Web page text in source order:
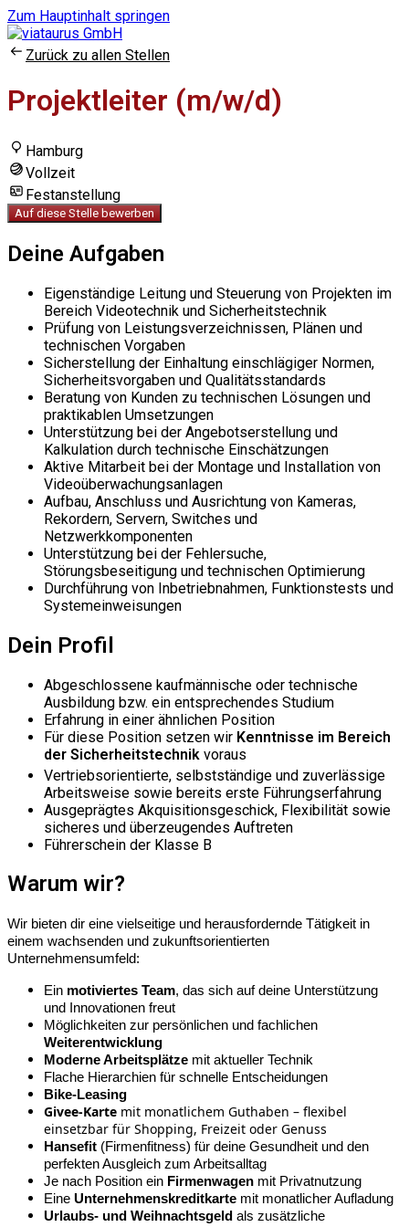
Zum Hauptinhalt springen
Zurück zu allen Stellen
Projektleiter (m/w/d)
Hamburg
Vollzeit
Festanstellung
Auf diese Stelle bewerben
Deine Aufgaben
Eigenständige Leitung und Steuerung von Projekten im
Bereich Videotechnik und Sicherheitstechnik
Prüfung von Leistungsverzeichnissen, Plänen und
technischen Vorgaben
Sicherstellung der Einhaltung einschlägiger Normen,
Sicherheitsvorgaben und Qualitätsstandards
Beratung von Kunden zu technischen Lösungen und
praktikablen Umsetzungen
Unterstützung bei der Angebotserstellung und
Kalkulation durch technische Einschätzungen
Aktive Mitarbeit bei der Montage und Installation von
Videoüberwachungsanlagen
Aufbau, Anschluss und Ausrichtung von Kameras,
Rekordern, Servern, Switches und
Netzwerkkomponenten
Unterstützung bei der Fehlersuche,
Störungsbeseitigung und technischen Optimierung
Durchführung von Inbetriebnahmen, Funktionstests und
Systemeinweisungen
Dein Profil
Abgeschlossene kaufmännische oder technische
Ausbildung bzw. ein entsprechendes Studium
Erfahrung in einer ähnlichen Position
Für diese Position setzen wir Kenntnisse im Bereich
der Sicherheitstechnik voraus
Vertriebsorientierte, selbstständige und zuverlässige
Arbeitsweise sowie bereits erste Führungserfahrung
Ausgeprägtes Akquisitionsgeschick, Flexibilität sowie
sicheres und überzeugendes Auftreten
Führerschein der Klasse B
Warum wir?
Wir bieten dir eine vielseitige und herausfordernde Tätigkeit in
einem wachsenden und zukunftsorientierten
Unternehmensumfeld:
Ein motiviertes Team, das sich auf deine Unterstützung
und Innovationen freut
Möglichkeiten zur persönlichen und fachlichen
Weiterentwicklung
Moderne Arbeitsplätze mit aktueller Technik
Flache Hierarchien für schnelle Entscheidungen
Bike-Leasing
Givee-Karte mit monatlichem Guthaben – flexibel
einsetzbar für Shopping, Freizeit oder Genuss
Hansefit (Firmenfitness) für deine Gesundheit und den
perfekten Ausgleich zum Arbeitsalltag
Je nach Position ein Firmenwagen mit Privatnutzung
Eine Unternehmenskreditkarte mit monatlicher Aufladung
Urlaubs- und Weihnachtsgeld als zusätzliche